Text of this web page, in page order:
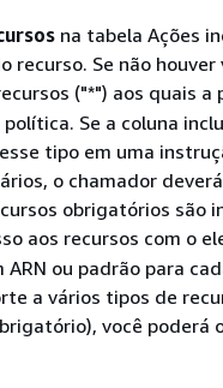
na tabela Ações
recurso. Se não
("*") aos quais
Se a coluna
tipo em uma
o chamador
obrigatórios são
aos recursos com o
ARN ou padrão para
a vários tipos de
você